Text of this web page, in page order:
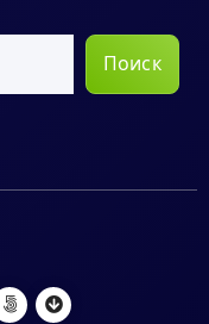
Поиск